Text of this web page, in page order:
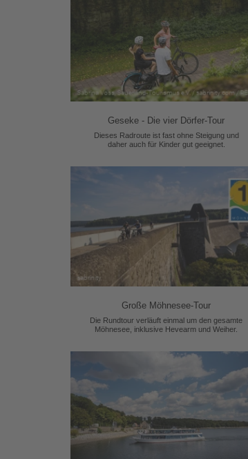
Geseke - Die vier Dörfer-Tour
Dieses Radroute ist fast ohne Steigung und
daher auch für Kinder gut geeignet.
Große Möhnesee-Tour
Die Rundtour verläuft einmal um den gesamte
Möhnesee, inklusive Hevearm und Weiher.